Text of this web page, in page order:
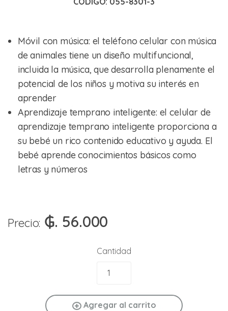
Móvil con música: el teléfono celular con música
de animales tiene un diseño multifuncional,
incluida la música, que desarrolla plenamente el
potencial de los niños y motiva su interés en
aprender
Aprendizaje temprano inteligente: el celular de
aprendizaje temprano inteligente proporciona a
su bebé un rico contenido educativo y ayuda. El
bebé aprende conocimientos básicos como
letras y números
Precio: ₲. 56.000
Cantidad
Agregar al carrito